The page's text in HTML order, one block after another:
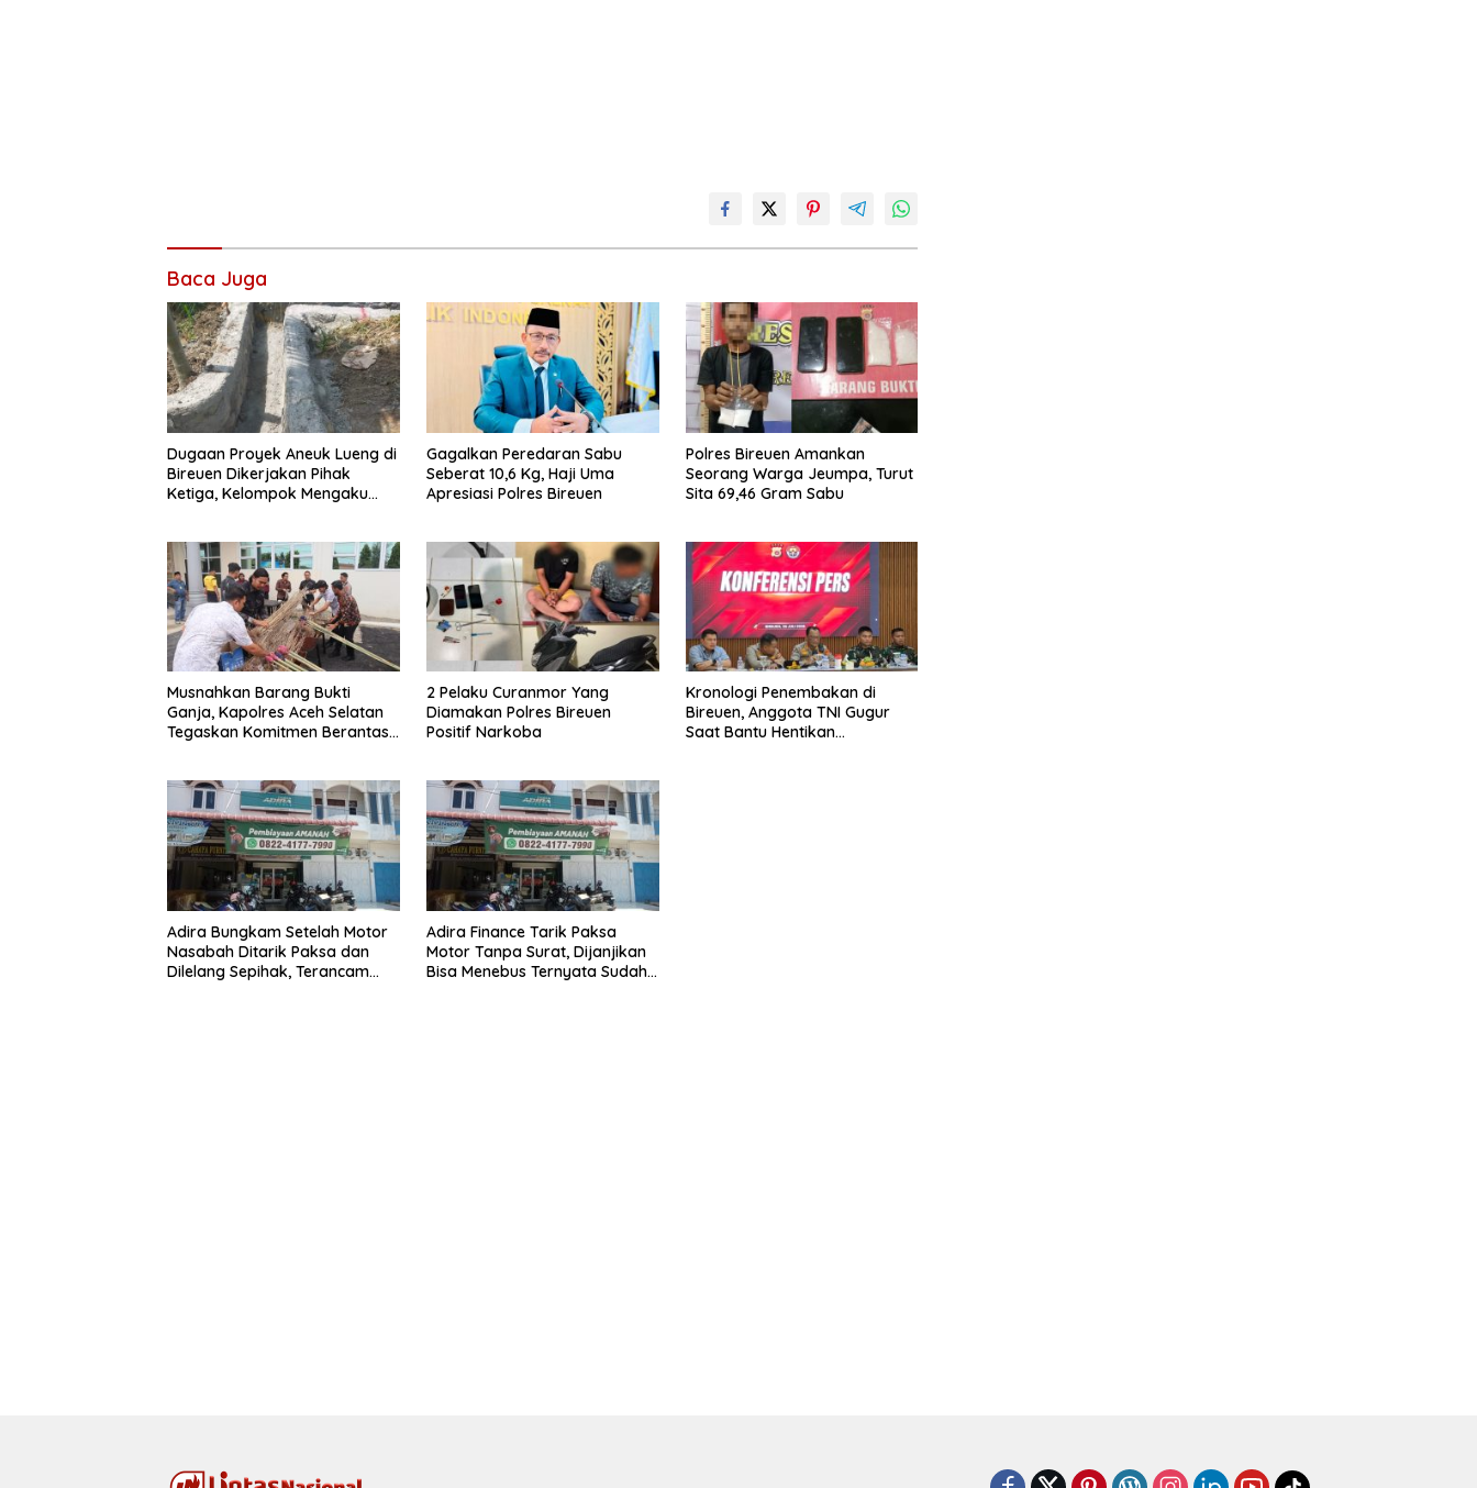
Baca Juga
Dugaan Proyek Aneuk Lueng di
Bireuen Dikerjakan Pihak
Ketiga, Kelompok Mengaku
Gagalkan Peredaran Sabu
Seberat 10,6 Kg, Haji Uma
Apresiasi Polres Bireuen
Polres Bireuen Amankan
Seorang Warga Jeumpa, Turut
Sita 69,46 Gram Sabu
Musnahkan Barang Bukti
Ganja, Kapolres Aceh Selatan
Tegaskan Komitmen Berantas
2 Pelaku Curanmor Yang
Diamakan Polres Bireuen
Positif Narkoba
Kronologi Penembakan di
Bireuen, Anggota TNI Gugur
Saat Bantu Hentikan
Adira Bungkam Setelah Motor
Nasabah Ditarik Paksa dan
Dilelang Sepihak, Terancam
Adira Finance Tarik Paksa
Motor Tanpa Surat, Dijanjikan
Bisa Menebus Ternyata Sudah